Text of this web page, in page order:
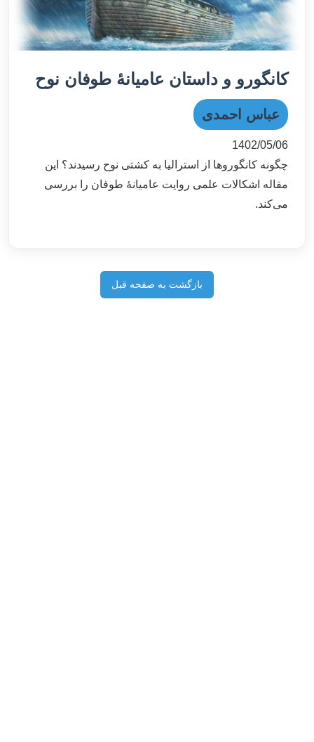
کانگورو و داستان عامیانۀ طوفان نوح
عباس احمدی
1402/05/06
چگونه کانگوروها از استرالیا به کشتی نوح رسیدند؟ این
مقاله اشکالات علمی روایت عامیانۀ طوفان را بررسی
می‌کند.
بازگشت به صفحه قبل